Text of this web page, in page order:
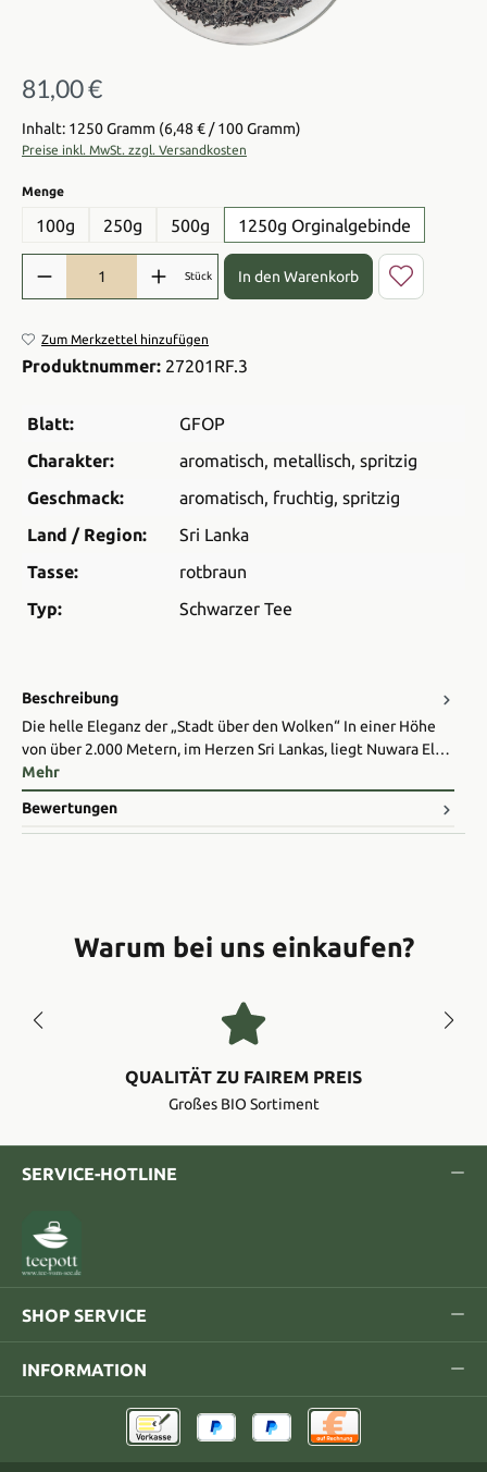
Regulärer Preis:
81,00 €
Inhalt: 1250 Gramm (6,48 € / 100 Gramm)
Preise inkl. MwSt. zzgl. Versandkosten
Mengeauswählen
100g 250g 500g 1250g Orginalgebinde
Produkt Anzahl: Gib den gewünschten Wert ein oder benutze die
Stück In den Warenkorb
Zum Merkzettel hinzufügen
Produktnummer: 27201RF.3
Blatt:
GFOP
Charakter:
aromatisch, metallisch, spritzig
Geschmack:
aromatisch, fruchtig, spritzig
Land / Region:
Sri Lanka
Tasse:
rotbraun
Typ:
Schwarzer Tee
Beschreibung
Die helle Eleganz der „Stadt über den Wolken“ In einer Höhe
von über 2.000 Metern, im Herzen Sri Lankas, liegt Nuwara El…
Mehr
Bewertungen
Warum bei uns einkaufen?
QUALITÄT ZU FAIREM PREIS
Großes BIO Sortiment
SERVICE-HOTLINE
SHOP SERVICE
INFORMATION